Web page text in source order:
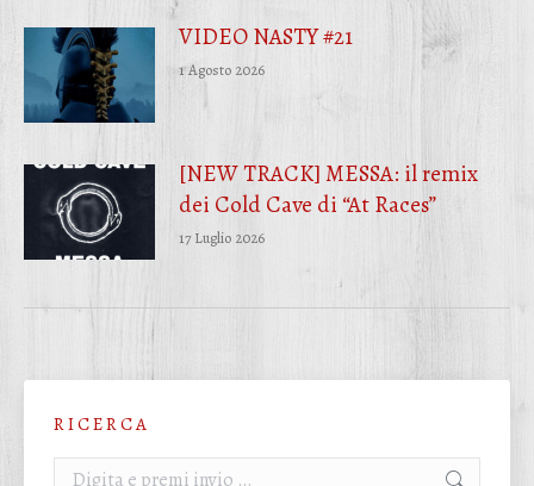
VIDEO NASTY #21
1 Agosto 2026
[NEW TRACK] MESSA: il remix
dei Cold Cave di “At Races”
17 Luglio 2026
R I C E R C A
Cerca: